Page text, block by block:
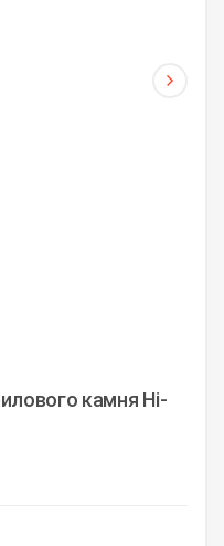
камня Hi-